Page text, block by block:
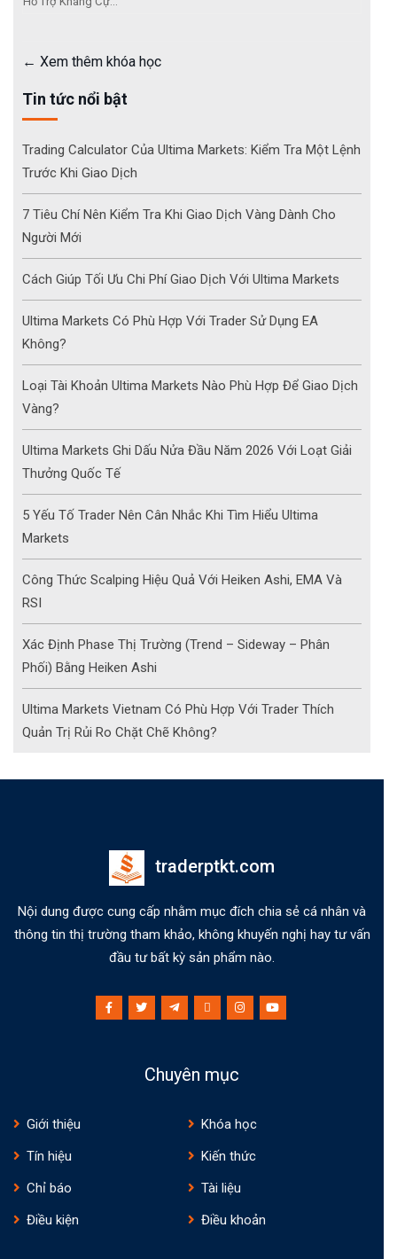
Xem thêm khóa học
Tin tức nổi bật
Trading Calculator Của Ultima Markets: Kiểm Tra Một Lệnh
Trước Khi Giao Dịch
7 Tiêu Chí Nên Kiểm Tra Khi Giao Dịch Vàng Dành Cho
Người Mới
Cách Giúp Tối Ưu Chi Phí Giao Dịch Với Ultima Markets
Ultima Markets Có Phù Hợp Với Trader Sử Dụng EA
Không?
Loại Tài Khoản Ultima Markets Nào Phù Hợp Để Giao Dịch
Vàng?
Ultima Markets Ghi Dấu Nửa Đầu Năm 2026 Với Loạt Giải
Thưởng Quốc Tế
5 Yếu Tố Trader Nên Cân Nhắc Khi Tìm Hiểu Ultima
Markets
Công Thức Scalping Hiệu Quả Với Heiken Ashi, EMA Và
RSI
Xác Định Phase Thị Trường (Trend – Sideway – Phân
Phối) Bằng Heiken Ashi
Ultima Markets Vietnam Có Phù Hợp Với Trader Thích
Quản Trị Rủi Ro Chặt Chẽ Không?
traderptkt.com
Nội dung được cung cấp nhằm mục đích chia sẻ cá nhân và
thông tin thị trường tham khảo, không khuyến nghị hay tư vấn
đầu tư bất kỳ sản phẩm nào.
Chuyên mục
Giới thiệu
Khóa học
Tín hiệu
Kiến thức
Chỉ báo
Tài liệu
Điều kiện
Điều khoản